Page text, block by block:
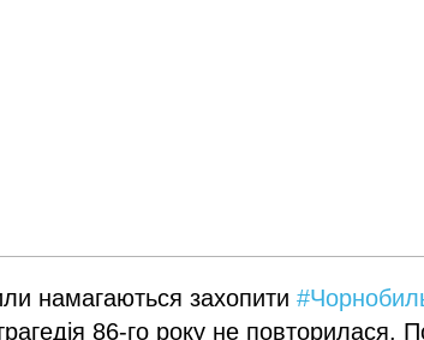
намагаються захопити
86-го року не повторилася.